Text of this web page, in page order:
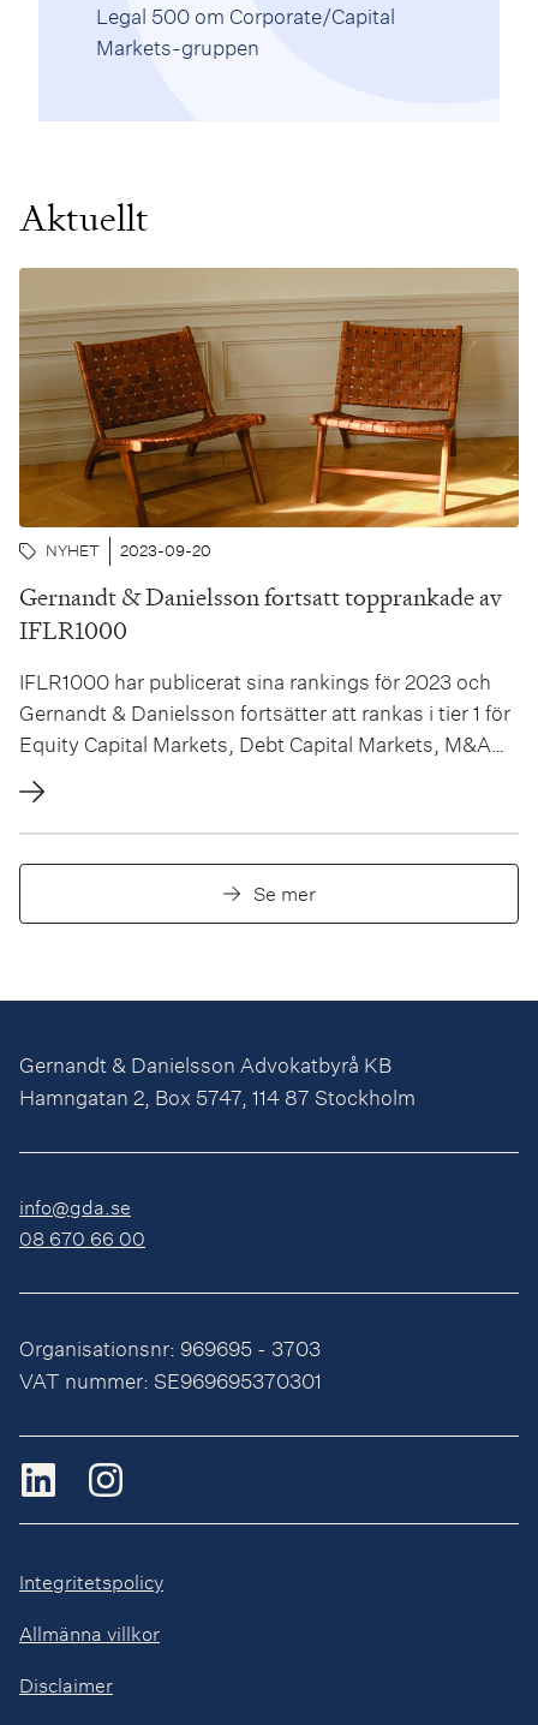
Legal 500 om Corporate/Capital
Markets-gruppen
Aktuellt
NYHET 2023-09-20
Gernandt & Danielsson fortsatt topprankade av
IFLR1000
IFLR1000 har publicerat sina rankings för 2023 och
Gernandt & Danielsson fortsätter att rankas i tier 1 för
Equity Capital Markets, Debt Capital Markets, M&A
och Restructuring & Insolvency, samt tier 2 för
Banking & Finance. IFLR:s rankings baseras på
genomförda transaktioner och feedback från klienter
och advokater. Vi är stolta att så...
Se mer
Gernandt & Danielsson Advokatbyrå KB
Hamngatan 2, Box 5747, 114 87 Stockholm
info@gda.se
08 670 66 00
Organisationsnr: 969695 - 3703
VAT nummer: SE969695370301
Integritetspolicy
Allmänna villkor
Disclaimer